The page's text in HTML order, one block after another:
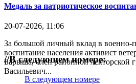
Медаль за патриотическое
20-07-2026, 11:06
За большой личный вклад в военно-
воспитание населения активист
Барыша, член районной лекторской
Васильевич...
//В следующем номере:
В следующем номере